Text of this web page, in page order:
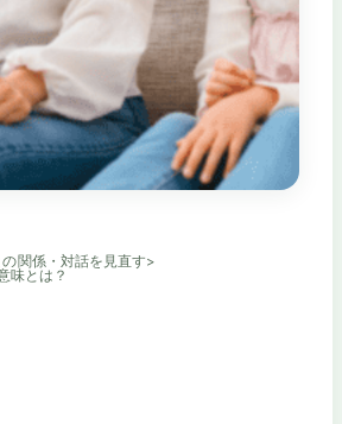
関係・対話を見直す>
味とは？